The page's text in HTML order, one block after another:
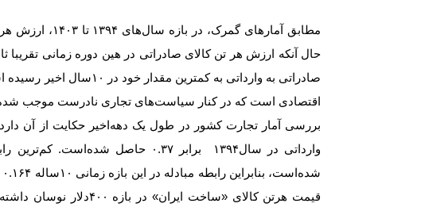
مطابق آمارهای گمرک، در بازه سال‌های ۱۳۹۴ تا ۱۴۰۳، ارزش هر
حال آنکه ارزش هر تن کالای صادراتی در هین دوره زمانی
صادراتی به وارداتی به کمترین مقدار خود در
۱۰سال اخیر رسیده
اقتصادی است که در کنار سیاست‌های تجاری نادرست موجب شده
بررسی آمار تجارت کشور در طول یک دهه‌اخیر حکایت از آن
قیمت هر‌تن کالای «ساخت